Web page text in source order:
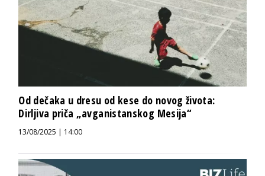
Od dečaka u dresu od kese do novog života:
Dirljiva priča „avganistanskog Mesija“
13/08/2025 | 14:00